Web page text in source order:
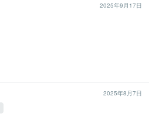
2025年9月17日
2025年8月7日